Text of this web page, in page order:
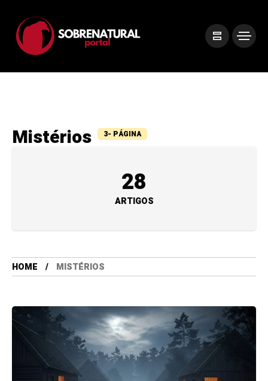
Mistérios 3- PÁGINA
28
ARTIGOS
HOME MISTÉRIOS